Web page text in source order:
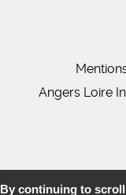
Angers Loire
By continuing to